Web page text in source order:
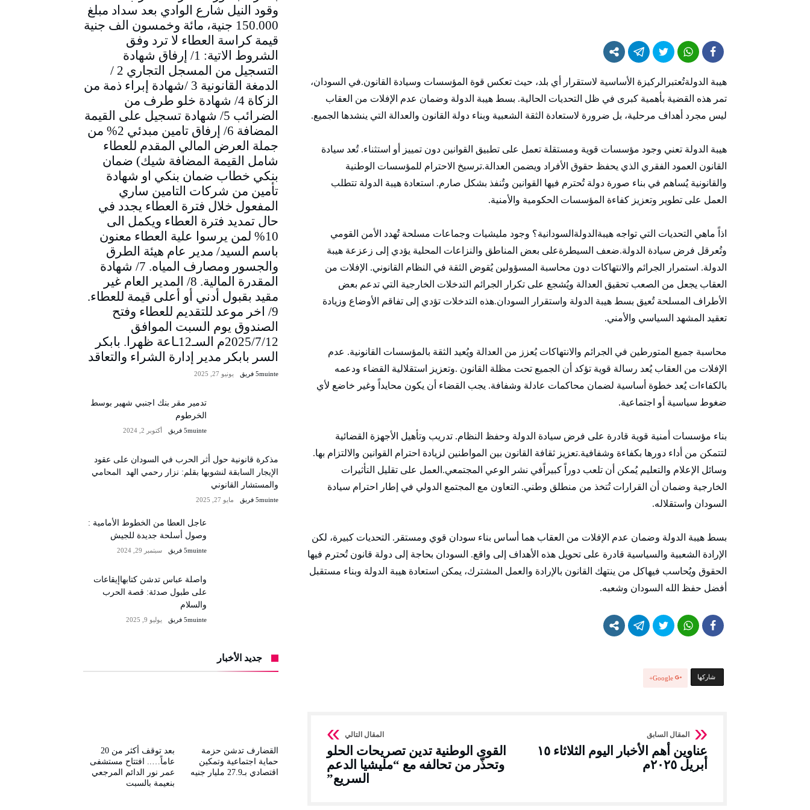
هيبة الدولةتُعتبرالركيزة الأساسية لاستقرار أي بلد، حيث تعكس قوة المؤسسات وسيادة القانون.في السودان،
تمر هذه القضية بأهمية كبرى في ظل التحديات الحالية. بسط هيبة الدولة وضمان عدم الإفلات من العقاب
ليس مجرد أهداف مرحلية، بل ضرورة لاستعادة الثقة الشعبية وبناء دولة القانون والعدالة التي ينشدها الجميع.
هيبة الدولة تعني وجود مؤسسات قوية ومستقلة تعمل على تطبيق القوانين دون تمييز أو استثناء. تُعد سيادة
القانون العمود الفقري الذي يحفظ حقوق الأفراد ويضمن العدالة.ترسيخ الاحترام للمؤسسات الوطنية
والقانونية يُساهم في بناء صورة دولة تُحترم فيها القوانين وتُنفذ بشكل صارم. استعادة هيبة الدولة تتطلب
العمل على تطوير وتعزيز كفاءة المؤسسات الحكومية والأمنية.
اذاً ماهي التحديات التي تواجه هيبةالدولةالسودانية؟ وجود مليشيات وجماعات مسلحة تُهدد الأمن القومي
وتُعرقل فرض سيادة الدولة.ضعف السيطرةعلى بعض المناطق والنزاعات المحلية يؤدي إلى زعزعة هيبة
الدولة. استمرار الجرائم والانتهاكات دون محاسبة المسؤولين يُقوض الثقة في النظام القانوني. الإفلات من
العقاب يجعل من الصعب تحقيق العدالة ويُشجع على تكرار الجرائم التدخلات الخارجية التي تدعم بعض
الأطراف المسلحة تُعيق بسط هيبة الدولة واستقرار السودان.هذه التدخلات تؤدي إلى تفاقم الأوضاع وزيادة
تعقيد المشهد السياسي والأمني.
محاسبة جميع المتورطين في الجرائم والانتهاكات يُعزز من العدالة ويُعيد الثقة بالمؤسسات القانونية. عدم
الإفلات من العقاب يُعد رسالة قوية تؤكد أن الجميع تحت مظلة القانون .وتعزيز استقلالية القضاء ودعمه
بالكفاءات يُعد خطوة أساسية لضمان محاكمات عادلة وشفافة. يجب القضاء أن يكون محايداً وغير خاضع لأي
ضغوط سياسية أو اجتماعية.
بناء مؤسسات أمنية قوية قادرة على فرض سيادة الدولة وحفظ النظام. تدريب وتأهيل الأجهزة القضائية
لتتمكن من أداء دورها بكفاءة وشفافية.تعزيز ثقافة القانون بين المواطنين لزيادة احترام القوانين والالتزام بها.
وسائل الإعلام والتعليم يُمكن أن تلعب دوراً كبيراًفي نشر الوعي المجتمعي.العمل على تقليل التأثيرات
الخارجية وضمان أن القرارات تُتخذ من منطلق وطني. التعاون مع المجتمع الدولي في إطار احترام سيادة
السودان واستقلاله.
بسط هيبة الدولة وضمان عدم الإفلات من العقاب هما أساس بناء سودان قوي ومستقر. التحديات كبيرة، لكن
الإرادة الشعبية والسياسية قادرة على تحويل هذه الأهداف إلى واقع. السودان بحاجة إلى دولة قانون تُحترم فيها
الحقوق ويُحاسب فيهاكل من ينتهك القانون بالإرادة والعمل المشترك، يمكن استعادة هيبة الدولة وبناء مستقبل
أفضل حفظ الله السودان وشعبه.
‫‫ شاركها‬ Google+
عناوين أهم الأخبار اليوم الثلاثاء ١٥
أبريل ٢٠٢٥م
القوى الوطنية تدين تصريحات الحلو
وتحذّر من تحالفه مع “مليشيا الدعم
السريع”
وقود النيل شارع الوادي بعد سداد مبلغ
150.000 جنية، مائة وخمسون الف جنية
قيمة كراسة العطاء لا ترد وفق
الشروط الاتية: 1/ إرفاق شهادة
التسجيل من المسجل التجاري 2 /
الدمغة القانونية 3 /شهادة إبراء ذمة من
الزكاة 4/ شهادة خلو طرف من
الضرائب 5/ شهادة تسجيل على القيمة
المضافة 6/ إرفاق تامين مبدئي 2% من
جملة العرض المالي المقدم للعطاء
شامل القيمة المضافة شيك) ضمان
بنكي خطاب ضمان بنكي او شهادة
تأمين من شركات التامين ساري
المفعول خلال فترة العطاء يجدد في
حال تمديد فترة العطاء ويكمل الى
10% لمن يرسوا علية العطاء معنون
باسم السيد/ مدير عام هيئة الطرق
والجسور ومصارف المياه. 7/ شهادة
المقدرة المالية. 8/ المدير العام غير
مقيد بقبول أدني أو أعلى قيمة للعطاء.
9/ اخر موعد للتقديم للعطاء وفتح
الصندوق يوم السبت الموافق
2025/7/12م السـ12ـاعة ظهرا. بابكر
السر بابكر مدير إدارة الشراء والتعاقد
5muinte فريق يونيو 27, 2025
تدمير مقر بنك اجنبي شهير بوسط
الخرطوم
5muinte فريق أكتوبر 2, 2024
مذكرة قانونية حول أثر الحرب في السودان على عقود
الإيجار السابقة لنشوبها بقلم: نزار رحمي الهد المحامي
والمستشار القانوني
5muinte فريق مايو 27, 2025
عاجل العطا من الخطوط الأمامية :
وصول أسلحة جديدة للجيش
5muinte فريق سبتمبر 29, 2024
واصلة عباس تدشن كتابهاإيقاعات
على طبول صدئة: قصة الحرب
والسلام
5muinte فريق يوليو 9, 2025
جديد الأخبار
بعد توقف أكثر من 20
عاماً….. افتتاح مستشفى
عمر نور الدائم المرجعي
بنعيمة بالسبت
القضارف تدشن حزمة
حماية اجتماعية وتمكين
اقتصادي بـ27.9 مليار جنيه